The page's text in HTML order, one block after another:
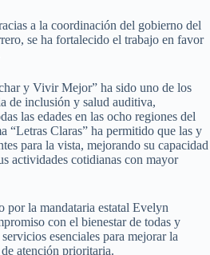
a la coordinación del gobierno del
se ha fortalecido el trabajo en favor
y Vivir Mejor” ha sido uno de los
de inclusión y salud auditiva,
las edades en las ocho regiones del
“Letras Claras” ha permitido que las y
para la vista, mejorando su capacidad
actividades cotidianas con mayor
por la mandataria estatal Evelyn
con el bienestar de todas y
esenciales para mejorar la
atención prioritaria.